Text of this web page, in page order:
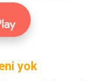
yok